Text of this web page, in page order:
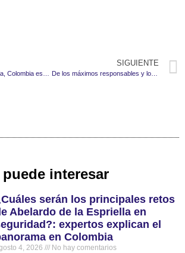
SIGUIENTE
De los máximos responsables y los “falsos positivos” (I)
interesar
serán los principales retos
Abelardo de la Espriella en
expertos explican el
en Colombia
4, 2026 No hay comentarios